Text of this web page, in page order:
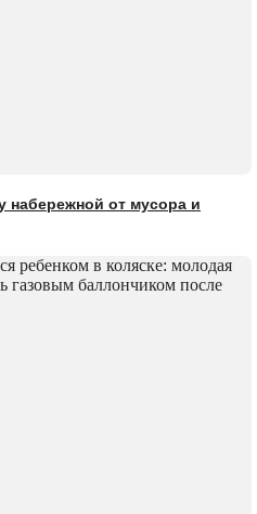
набережной от мусора и